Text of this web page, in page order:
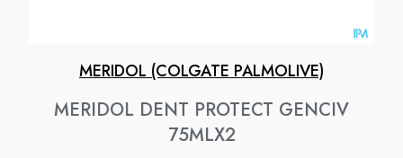
MERIDOL (COLGATE PALMOLIVE)
MERIDOL DENT PROTECT GENCIV
75MLX2